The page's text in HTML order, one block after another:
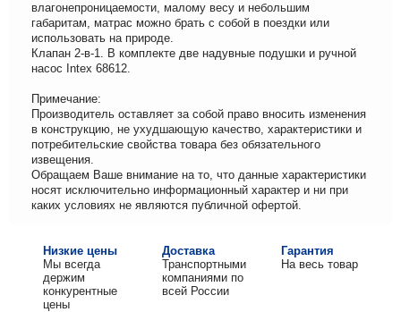
влагонепроницаемости, малому весу и небольшим
габаритам, матрас можно брать с собой в поездки или
использовать на природе.
Клапан 2-в-1. В комплекте две надувные подушки и ручной
насос Intex 68612.
Примечание:
Производитель оставляет за собой право вносить изменения
в конструкцию, не ухудшающую качество, характеристики и
потребительские свойства товара без обязательного
извещения.
Обращаем Ваше внимание на то, что данные характеристики
носят исключительно информационный характер и ни при
каких условиях не являются публичной офертой.
Низкие цены
Мы всегда
держим
конкурентные
цены
Доставка
Транспортными
компаниями по
всей России
Гарантия
На весь товар